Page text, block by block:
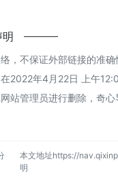
，不保证外部链接的准
2022年4月22日 上午
站管理员进行删除，奇
本文地址https://
明